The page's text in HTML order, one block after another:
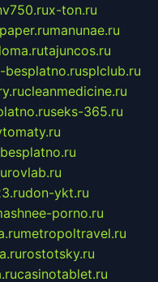
x-ton.ru
manunae.ru
tajuncos.ru
splclub.ru
cleanmedicine.ru
seks-365.ru
don-ykt.ru
porno.ru
metropoltravel.ru
rostotsky.ru
casinotablet.ru